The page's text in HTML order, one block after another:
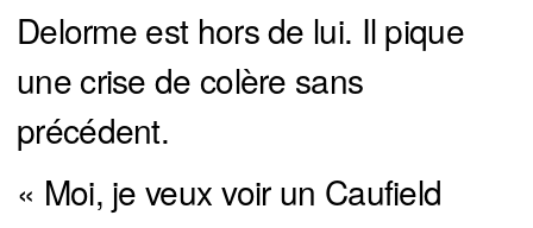
Delorme est hors de lui. Il pique
une crise de colère sans
précédent.
« Moi, je veux voir un Caufield